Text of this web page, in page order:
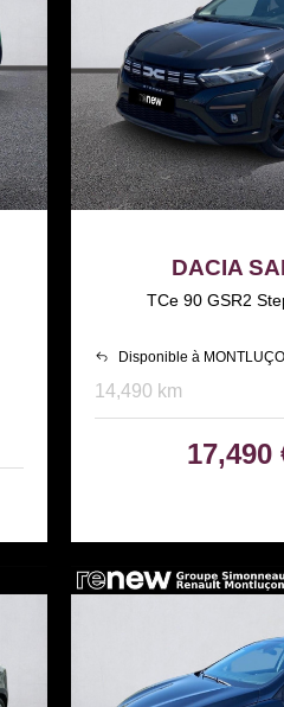
DACIA
TCe 90 GSR2
Disponible à
14,490 km
17,490